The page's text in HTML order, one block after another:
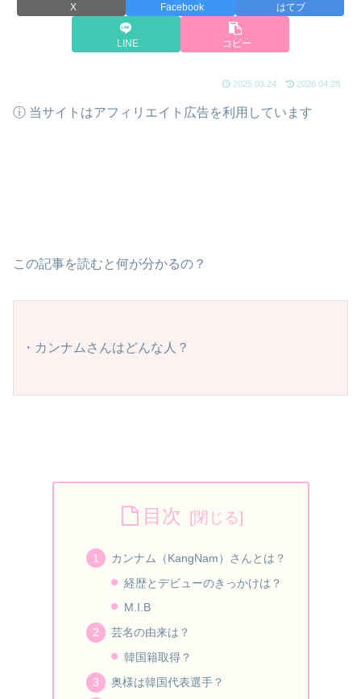
X Facebook はてブ
LINE コピー
2025.03.24 2026.04.28
ⓘ 当サイトはアフィリエイト広告を利用しています
この記事を読むと何が分かるの？
・カンナムさんはどんな人？
目次
カンナム（KangNam）さんとは？
経歴とデビューのきっかけは？
M.I.B
芸名の由来は？
韓国籍取得？
奥様は韓国代表選手？